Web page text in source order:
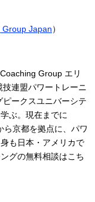
Group Japan）
Group エリ
連盟パワートレーニ
ークスユニバーシテ
ぶ。現在までに
京都を拠点に、パワ
も日本・アメリカで
グの無料相談はこち